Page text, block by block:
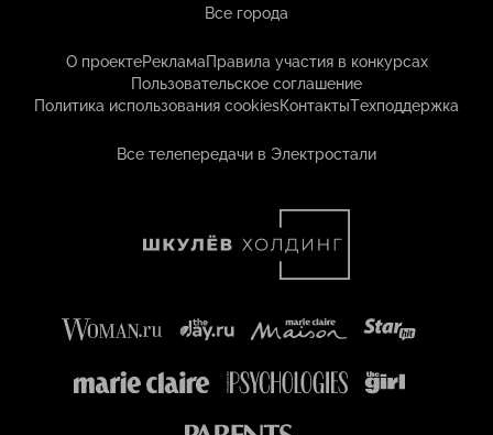
Все города
О проектеРекламаПравила участия в конкурсах
Пользовательское соглашение
Политика использования cookiesКонтактыТехподдержка
Все телепередачи в Электростали